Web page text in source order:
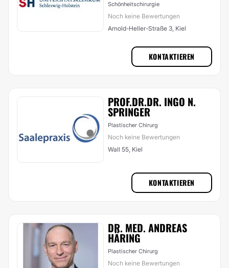
Schönheitschirurgie
Noch keine Bewertungen
Arnold-Heller-Straße 3, Kiel
KONTAKTIEREN
PROF.DR.DR. INGO N.
SPRINGER
Plastischer Chirurg
Noch keine Bewertungen
Wall 55, Kiel
KONTAKTIEREN
DR. MED. ANDREAS
HÄRING
Plastischer Chirurg
Noch keine Bewertungen